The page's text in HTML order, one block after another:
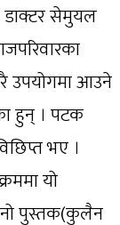
डाक्टर सेमुयल
उपयोगमा आउने
हुन् । पटक
भए ।
यो
पुस्तक(कुलैन